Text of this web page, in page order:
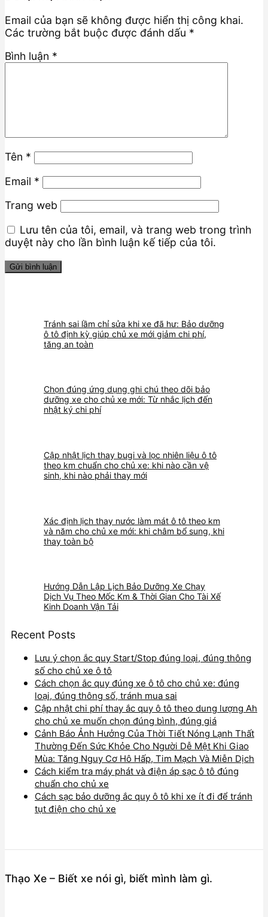
Email của bạn sẽ không được hiển thị công khai.
Các trường bắt buộc được đánh dấu *
Bình luận *
Tên *
Email *
Trang web
Lưu tên của tôi, email, và trang web trong trình
duyệt này cho lần bình luận kế tiếp của tôi.
Tránh sai lầm chỉ sửa khi xe đã hư: Bảo dưỡng
ô tô định kỳ giúp chủ xe mới giảm chi phí,
tăng an toàn
Chọn đúng ứng dụng ghi chú theo dõi bảo
dưỡng xe cho chủ xe mới: Từ nhắc lịch đến
nhật ký chi phí
Cập nhật lịch thay bugi và lọc nhiên liệu ô tô
theo km chuẩn cho chủ xe: khi nào cần vệ
sinh, khi nào phải thay mới
Xác định lịch thay nước làm mát ô tô theo km
và năm cho chủ xe mới: khi châm bổ sung, khi
thay toàn bộ
Hướng Dẫn Lập Lịch Bảo Dưỡng Xe Chạy
Dịch Vụ Theo Mốc Km & Thời Gian Cho Tài Xế
Kinh Doanh Vận Tải
Recent Posts
Lưu ý chọn ắc quy Start/Stop đúng loại, đúng thông
số cho chủ xe ô tô
Cách chọn ắc quy đúng xe ô tô cho chủ xe: đúng
loại, đúng thông số, tránh mua sai
Cập nhật chi phí thay ắc quy ô tô theo dung lượng Ah
cho chủ xe muốn chọn đúng bình, đúng giá
Cảnh Báo Ảnh Hưởng Của Thời Tiết Nóng Lạnh Thất
Thường Đến Sức Khỏe Cho Người Dễ Mệt Khi Giao
Mùa: Tăng Nguy Cơ Hô Hấp, Tim Mạch Và Miễn Dịch
Cách kiểm tra máy phát và điện áp sạc ô tô đúng
chuẩn cho chủ xe
Cách sạc bảo dưỡng ắc quy ô tô khi xe ít đi để tránh
tụt điện cho chủ xe
Thạo Xe – Biết xe nói gì, biết mình làm gì.